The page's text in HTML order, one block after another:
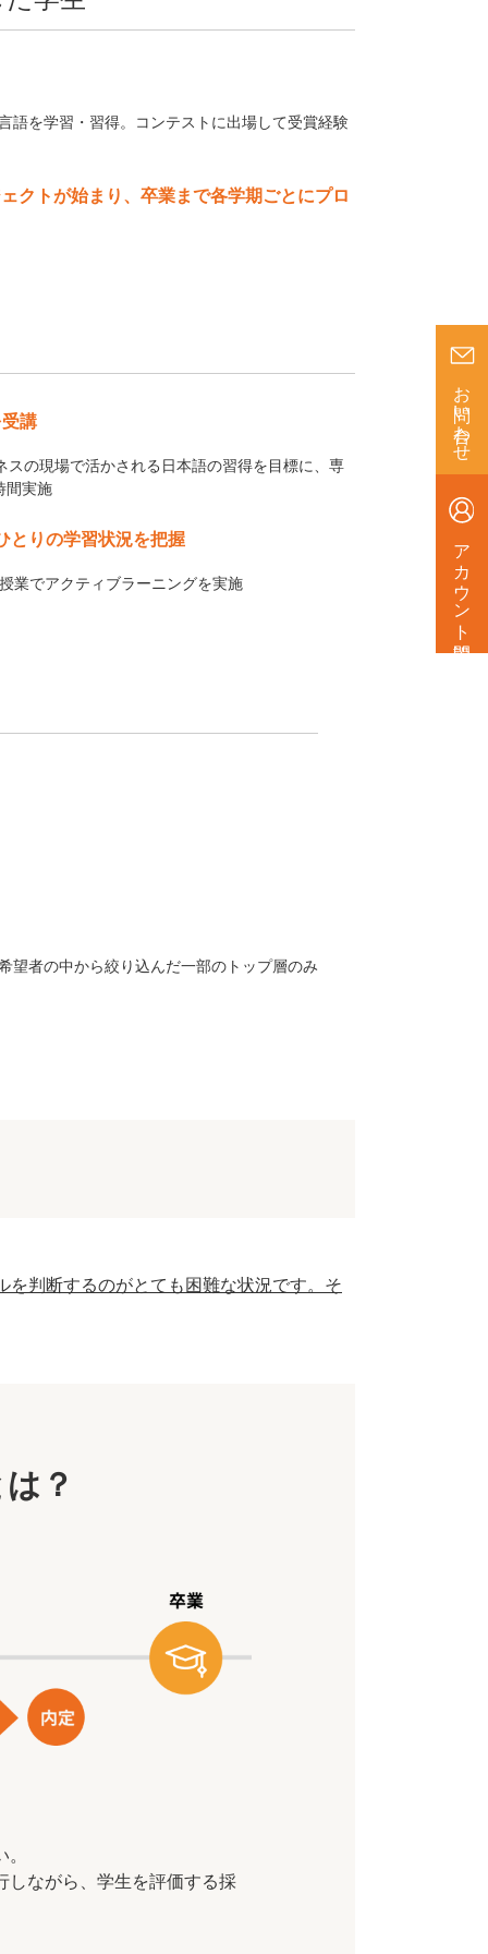
語を学習・習得。コンテストに出場して受賞経験
クトが始まり、卒業まで各学期ごとにプロ
講
の現場で活かされる日本語の習得を目標に、専
間実施
とりの学習状況を把握
業でアクティブラーニングを実施
望者の中から絞り込んだ一部のトップ層のみ
判断するのがとても困難な状況です。そ
？
しながら、学生を評価する採
お問い合わせ
アカウント開設